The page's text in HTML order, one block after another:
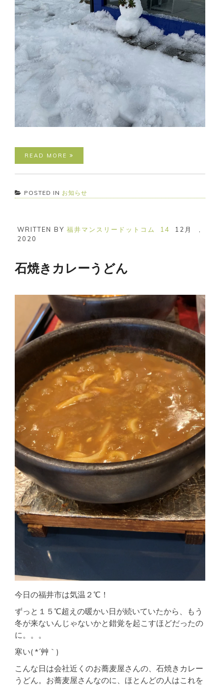
READ MORE
POSTED IN お知らせ
WRITTEN BY 福井マンスリードットコム 14 12月
,
2020
石焼きカレーうどん
今日の福井市は気温２℃！
ずっと１５℃超えの暖かい日が続いていたから、もう
冬が来ないんじゃないかと錯覚を起こすほどだったの
に。。。
寒い( *´艸｀)
こんな日は会社近くのお蕎麦屋さんの、石焼きカレー
うどん。お蕎麦屋さんなのに、ほとんどの人はこれを